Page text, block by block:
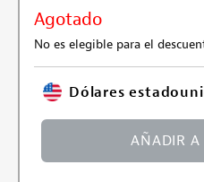
Agotado
No es elegible para el
Dólares
AÑADIR A